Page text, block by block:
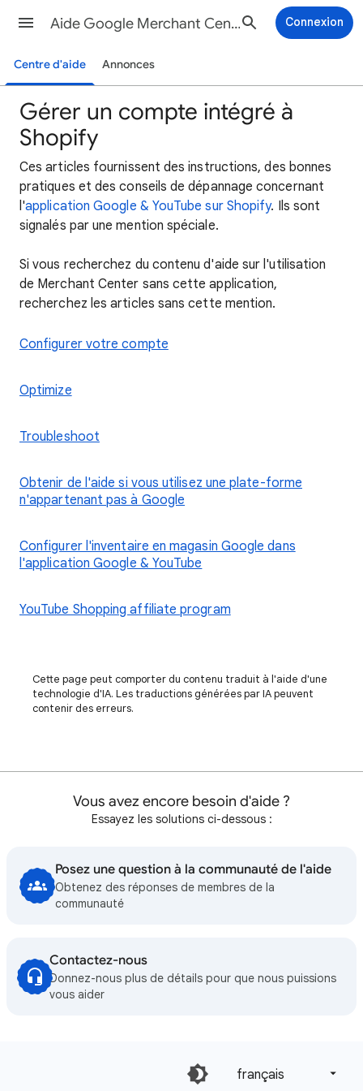
Aide Google Merchant Center Connexion
Centre d'aide Annonces
Gérer un compte intégré à
Shopify
Ces articles fournissent des instructions, des bonnes
pratiques et des conseils de dépannage concernant
l'application Google & YouTube sur Shopify. Ils sont
signalés par une mention spéciale.
Si vous recherchez du contenu d'aide sur l'utilisation
de Merchant Center sans cette application,
recherchez les articles sans cette mention.
Configurer votre compte
Optimize
Troubleshoot
Obtenir de l'aide si vous utilisez une plate-forme
n'appartenant pas à Google
Configurer l'inventaire en magasin Google dans
l'application Google & YouTube
YouTube Shopping affiliate program
Cette page peut comporter du contenu traduit à l'aide d'une
technologie d'IA. Les traductions générées par IA peuvent
contenir des erreurs.
Vous avez encore besoin d'aide ?
Essayez les solutions ci-dessous :
Posez une question à la communauté de l'aide
Obtenez des réponses de membres de la
communauté
Contactez-nous
Donnez-nous plus de détails pour que nous puissions
vous aider
français‎